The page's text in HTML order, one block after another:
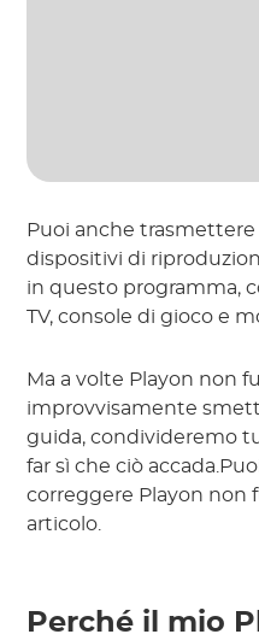
Puoi anche
dispositivi di
in questo programma,
TV, console di gioco e
Ma a volte Playon non
improvvisamente
guida, condivideremo
far sì che ciò
correggere Playon non
articolo.
Perché il mio